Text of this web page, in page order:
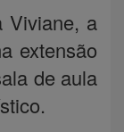
Viviane, a
extensão
de aula